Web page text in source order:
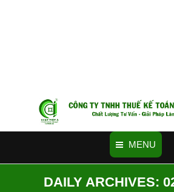
MENU
DAILY ARCHIVES: